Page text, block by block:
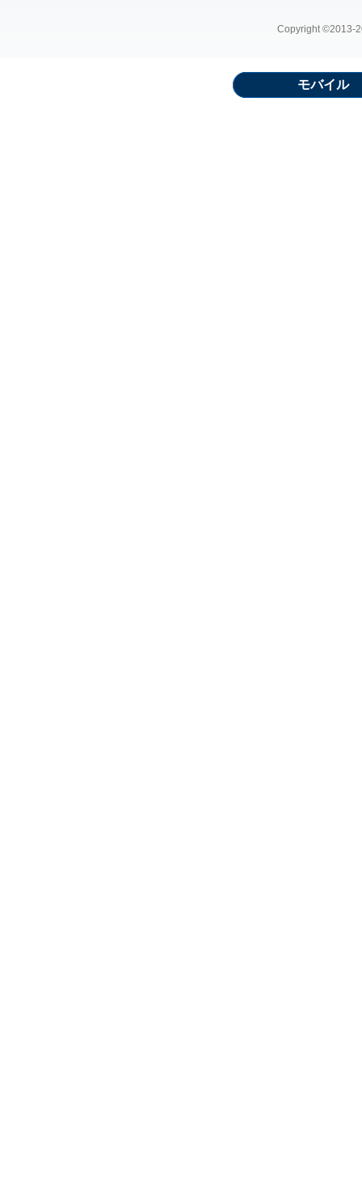
Copyright ©2013-
モバイル